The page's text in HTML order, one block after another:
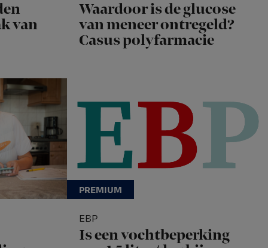
van
Waardoor is de glucose
van meneer ontregeld?
Casus polyfarmacie
EBP
Is een vochtbeperking